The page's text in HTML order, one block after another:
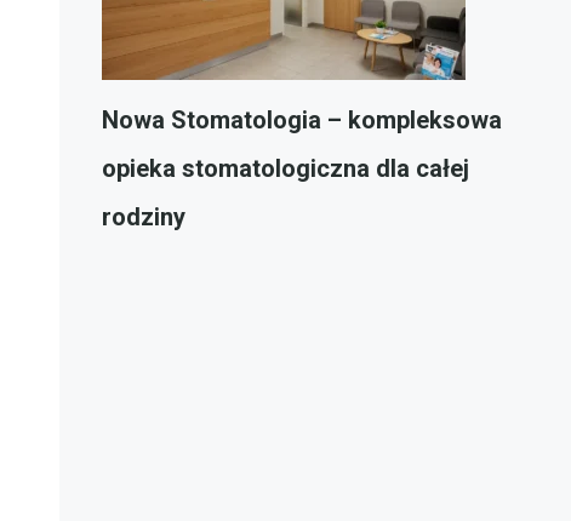
Nowa Stomatologia – kompleksowa
opieka stomatologiczna dla całej
rodziny